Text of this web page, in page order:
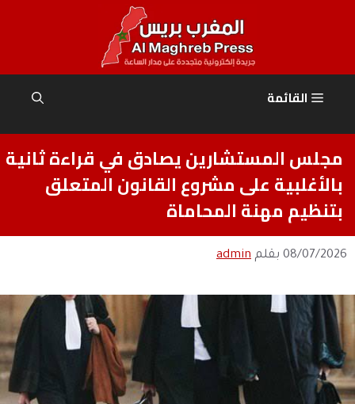
القائمة
مجلس المستشارين يصادق في قراءة ثانية
بالأغلبية على مشروع القانون المتعلق
بتنظيم مهنة المحاماة
08/07/2026 بقلم admin